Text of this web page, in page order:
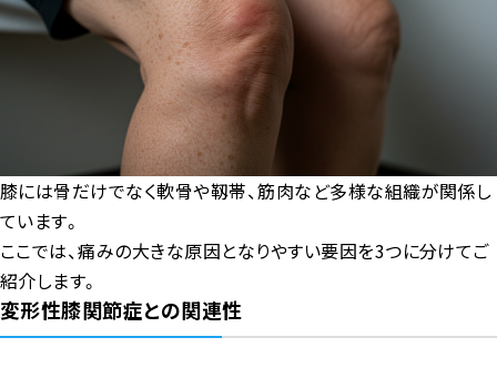
膝には骨だけでなく軟骨や靱帯、筋肉など多様な組織が関係し
ています。
ここでは、痛みの大きな原因となりやすい要因を3つに分けてご
紹介します。
変形性膝関節症との関連性